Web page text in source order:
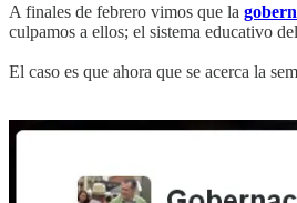
A finales de febrero vimos que la
culpamos a ellos; el sistema educativo
El caso es que ahora que se acerca la